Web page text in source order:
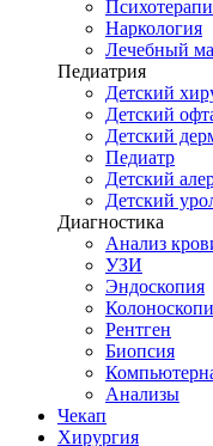
Наркология
Лечебный
Педиатрия
Детский
Детский
Детский
Педиатр
Детский
Детский
Диагностика
Анализ
УЗИ
Эндоскопия
Рентген
Биопсия
Анализы
Чекап
Хирургия